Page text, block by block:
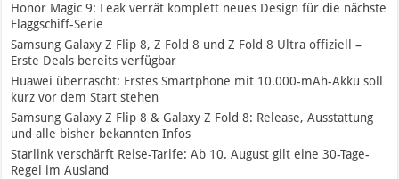
Honor Magic 9: Leak verrät komplett neues Design für die nächste
Flaggschiff-Serie
Samsung Galaxy Z Flip 8, Z Fold 8 und Z Fold 8 Ultra offiziell –
Erste Deals bereits verfügbar
Huawei überrascht: Erstes Smartphone mit 10.000-mAh-Akku soll
kurz vor dem Start stehen
Samsung Galaxy Z Flip 8 & Galaxy Z Fold 8: Release, Ausstattung
und alle bisher bekannten Infos
Starlink verschärft Reise-Tarife: Ab 10. August gilt eine 30-Tage-
Regel im Ausland